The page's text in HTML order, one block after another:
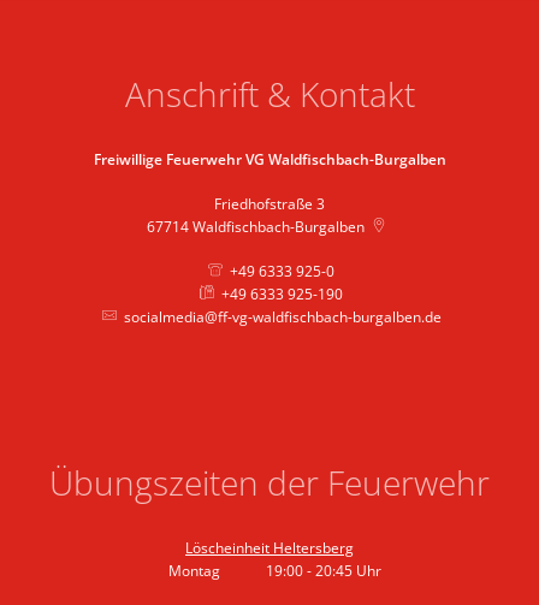
Anschrift & Kontakt
Freiwillige Feuerwehr VG Waldfischbach-Burgalben
Friedhofstraße 3
67714 Waldfischbach-Burgalben
+49 6333 925-0
+49 6333 925-190
socialmedia@ff-vg-waldfischbach-burgalben.de
Übungszeiten der Feuerwehr
Löscheinheit Heltersberg
Montag
19:00-20:45 Uhr